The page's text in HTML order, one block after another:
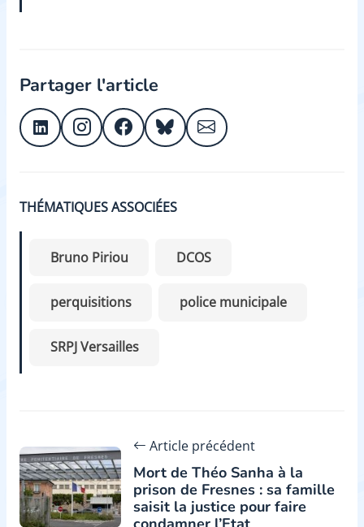
Partager l'article
THÉMATIQUES ASSOCIÉES
Bruno Piriou DCOS
perquisitions police municipale
SRPJ Versailles
Article précédent
Mort de Théo Sanha à la
prison de Fresnes : sa famille
saisit la justice pour faire